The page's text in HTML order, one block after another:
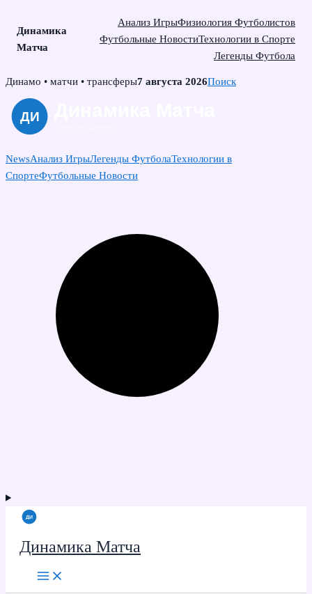
Динамика
Матча
Анализ ИгрыФизиология Футболистов
Футбольные НовостиТехнологии в Спорте
Легенды Футбола
Skip
content
Динамо • матчи • трансферы7 августа 2026Поиск
NewsАнализ ИгрыЛегенды ФутболаТехнологии в
СпортеФутбольные Новости
Динамика Матча